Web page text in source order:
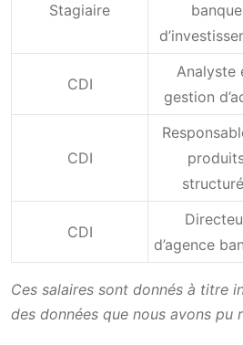
Stagiaire
banque
CDI
Analyste
gestion
CDI
CDI
d’agence
Ces salaires sont donnés à titre
des données que nous avons pu